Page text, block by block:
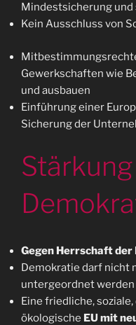
Mindestsicherung
Kein Ausschluss von
Gewerkschaften wie
und ausbauen
Einführung einer
Sicherung der
Gegen Herrschaft
Demokratie darf nicht
untergeordnet werden
Eine friedliche,
ökologische EU mit